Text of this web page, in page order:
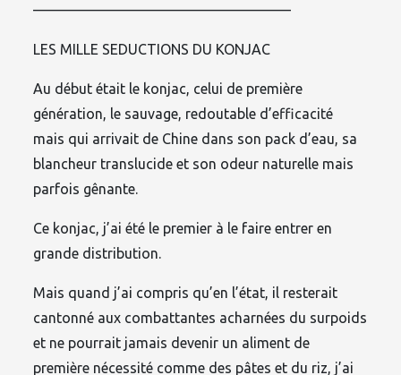
——————————————————
LES MILLE SEDUCTIONS DU KONJAC
Au début était le konjac, celui de première
génération, le sauvage, redoutable d’efficacité
mais qui arrivait de Chine dans son pack d’eau, sa
blancheur translucide et son odeur naturelle mais
parfois gênante.
Ce konjac, j’ai été le premier à le faire entrer en
grande distribution.
Mais quand j’ai compris qu’en l’état, il resterait
cantonné aux combattantes acharnées du surpoids
et ne pourrait jamais devenir un aliment de
première nécessité comme des pâtes et du riz, j’ai